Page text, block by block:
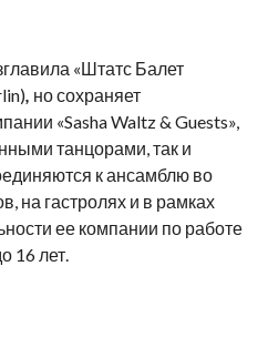
«Штатс Балет
, но сохраняет
«Sasha Waltz & Guests»,
танцорами, так и
к ансамблю во
на гастролях и в рамках
ее компании по работе
16 лет.